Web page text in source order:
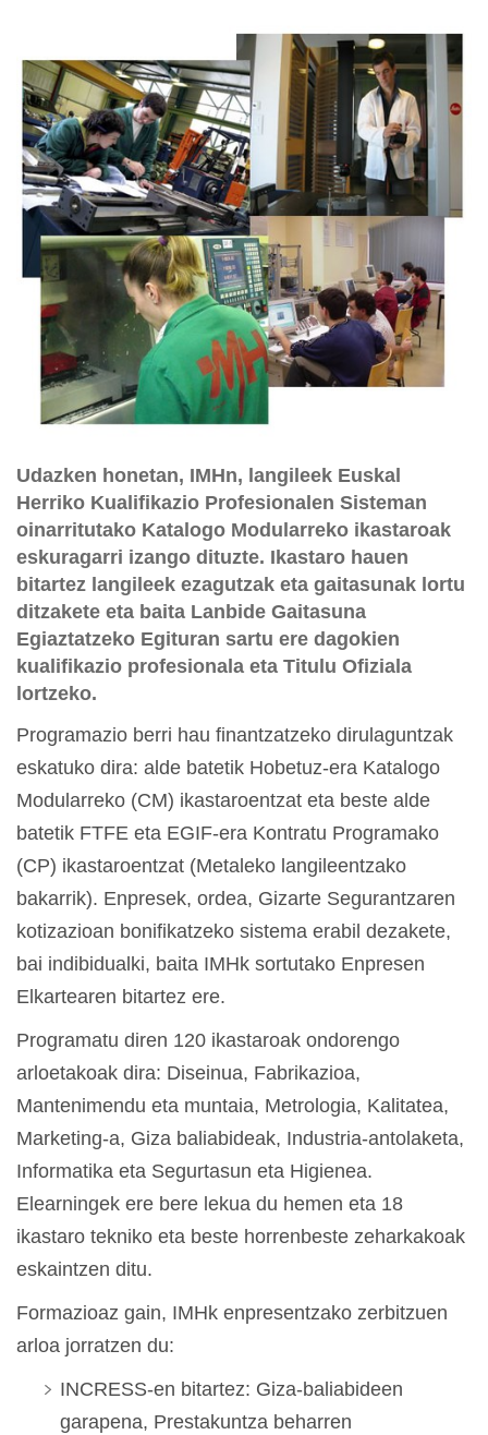
Udazken honetan, IMHn, langileek Euskal
Herriko Kualifikazio Profesionalen Sisteman
oinarritutako Katalogo Modularreko ikastaroak
eskuragarri izango dituzte. Ikastaro hauen
bitartez langileek ezagutzak eta gaitasunak lortu
ditzakete eta baita Lanbide Gaitasuna
Egiaztatzeko Egituran sartu ere dagokien
kualifikazio profesionala eta Titulu Ofiziala
lortzeko.
Programazio berri hau finantzatzeko dirulaguntzak
eskatuko dira: alde batetik Hobetuz-era Katalogo
Modularreko (CM) ikastaroentzat eta beste alde
batetik FTFE eta EGIF-era Kontratu Programako
(CP) ikastaroentzat (Metaleko langileentzako
bakarrik). Enpresek, ordea, Gizarte Segurantzaren
kotizazioan bonifikatzeko sistema erabil dezakete,
bai indibidualki, baita IMHk sortutako Enpresen
Elkartearen bitartez ere.
Programatu diren 120 ikastaroak ondorengo
arloetakoak dira: Diseinua, Fabrikazioa,
Mantenimendu eta muntaia, Metrologia, Kalitatea,
Marketing-a, Giza baliabideak, Industria-antolaketa,
Informatika eta Segurtasun eta Higienea.
Elearningek ere bere lekua du hemen eta 18
ikastaro tekniko eta beste horrenbeste zeharkakoak
eskaintzen ditu.
Formazioaz gain, IMHk enpresentzako zerbitzuen
arloa jorratzen du:
INCRESS-en bitartez: Giza-baliabideen
garapena, Prestakuntza beharren